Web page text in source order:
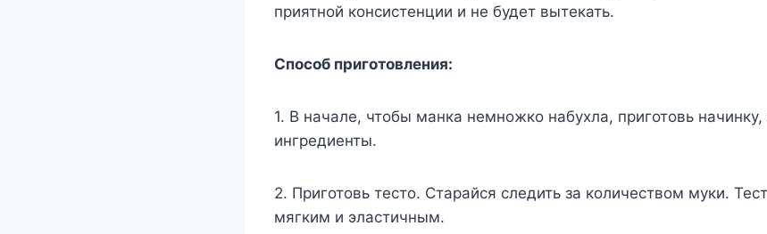
приятной консистенции и не будет вытекать.
Способ приготовления:
1. В начале, чтобы манка немножко набухла, приготовь
ингредиенты.
2. Приготовь тесто. Старайся следить за количеством муки.
мягким и эластичным.